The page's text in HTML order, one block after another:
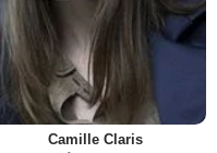
Camille Claris